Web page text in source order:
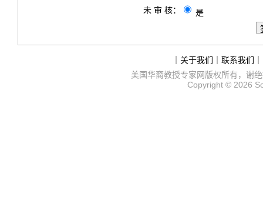
未 审 核：
是
关于我们 联系我们
美国华裔教授专家网版权所有，谢
Copyright © 2026